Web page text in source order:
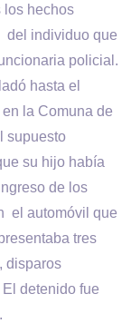
los hechos
del individuo que
policial.
hasta el
la Comuna de
supuesto
su hijo había
de los
el automóvil que
tres
disparos
detenido fue